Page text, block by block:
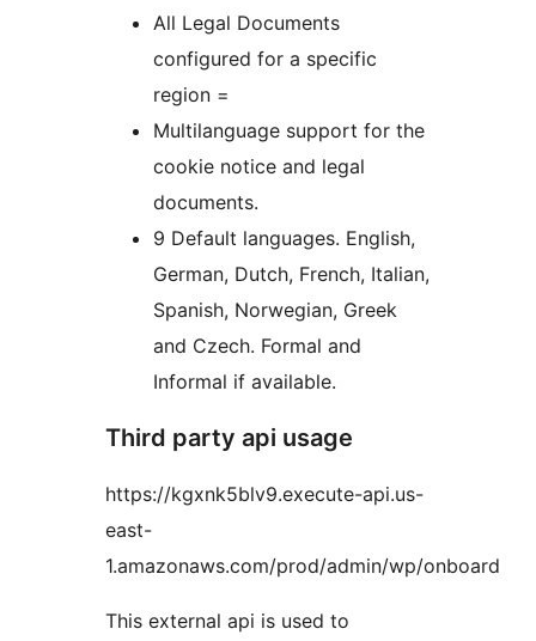
All Legal Documents
configured for a specific
region =
Multilanguage support for the
cookie notice and legal
documents.
9 Default languages. English,
German, Dutch, French, Italian,
Spanish, Norwegian, Greek
and Czech. Formal and
Informal if available.
Third party api usage
https://kgxnk5blv9.execute-api.us-
east-
1.amazonaws.com/prod/admin/wp/onboard
This external api is used to